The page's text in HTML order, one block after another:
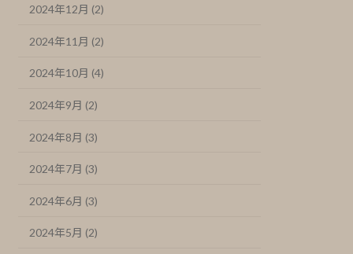
2024年12月 (2)
2024年11月 (2)
2024年10月 (4)
2024年9月 (2)
2024年8月 (3)
2024年7月 (3)
2024年6月 (3)
2024年5月 (2)